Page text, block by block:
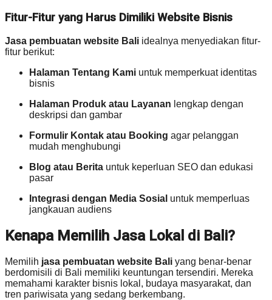
Fitur-Fitur yang Harus Dimiliki Website Bisnis
Jasa pembuatan website Bali idealnya menyediakan fitur-
fitur berikut:
Halaman Tentang Kami untuk memperkuat identitas
bisnis
Halaman Produk atau Layanan lengkap dengan
deskripsi dan gambar
Formulir Kontak atau Booking agar pelanggan
mudah menghubungi
Blog atau Berita untuk keperluan SEO dan edukasi
pasar
Integrasi dengan Media Sosial untuk memperluas
jangkauan audiens
Kenapa Memilih Jasa Lokal di Bali?
Memilih jasa pembuatan website Bali yang benar-benar
berdomisili di Bali memiliki keuntungan tersendiri. Mereka
memahami karakter bisnis lokal, budaya masyarakat, dan
tren pariwisata yang sedang berkembang.